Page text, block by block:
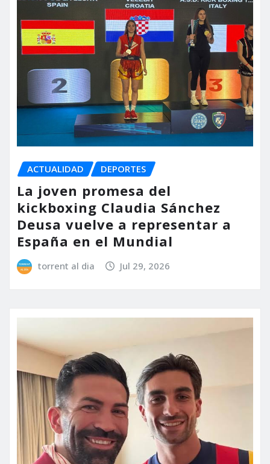
ACTUALIDAD DEPORTES
La joven promesa del
kickboxing Claudia Sánchez
Deusa vuelve a representar a
España en el Mundial
torrent al dia Jul 29, 2026